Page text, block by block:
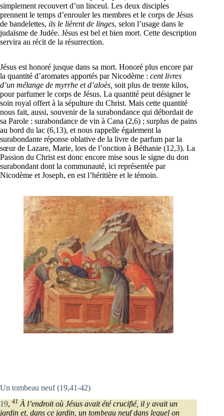
simplement recouvert d’un linceul. Les deux disciples
prennent le temps d’enrouler les membres et le corps de Jésus
de bandelettes, ils le lièrent de linges, selon l’usage dans le
judaïsme de Judée. Jésus est bel et bien mort. Cette description
servira au récit de la résurrection.
Jésus est honoré jusque dans sa mort. Honoré plus encore par
la quantité d’aromates apportés par Nicodème : cent livres
d’un mélange de myrrhe et d’aloès, soit plus de trente kilos,
pour parfumer le corps de Jésus. La quantité peut désigner le
soin royal offert à la sépulture du Christ. Mais cette quantité
nous fait, aussi, souvenir de la surabondance qui débordait de
sa Parole : surabondance de vin à Cana (2,6) ; surplus de pains
au bord du lac (6,13), et nous rappelle également la
surabondante réponse oblative de la livre de parfum par la
sœur de Lazare, Marie, lors de l’onction à Béthanie (12,3). La
Passion du Christ est donc encore mise sous le signe du don
surabondant dont la communauté, ici représentée par
Nicodème et Joseph, en est l’héritière et le témoin.
Un tombeau neuf (19,41-42)
19, 41 À l’endroit où Jésus avait été crucifié, il y avait un
jardin et, dans ce jardin, un tombeau neuf dans lequel on